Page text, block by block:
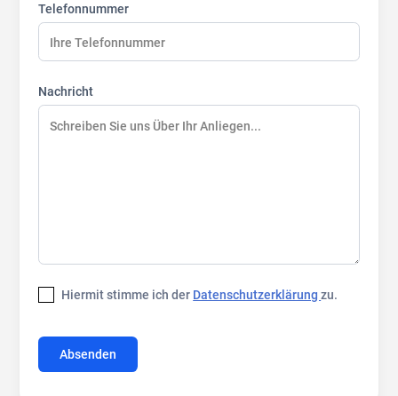
Telefonnummer
Nachricht
Hiermit stimme ich der Datenschutzerklärungzu.